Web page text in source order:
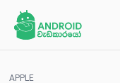
APPLE